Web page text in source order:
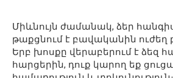
Միևնույն ժամանակ, ձեր
թաքցնում է բավականին ուժեղ
Երբ խոսքը վերաբերում է ձեզ
հարցերին, դուք կարող եք